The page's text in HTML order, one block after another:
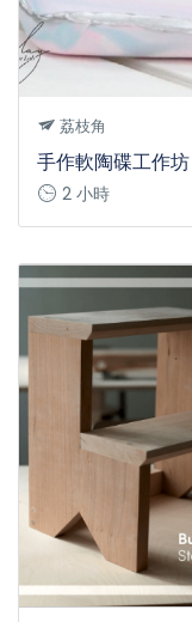
荔枝角
手作軟陶碟工作坊
2 小時